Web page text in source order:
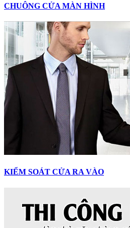
CHUÔNG CỬA MÀN HÌNH
KIỂM SOÁT CỬA RA VÀO